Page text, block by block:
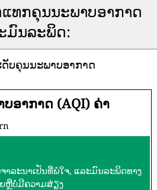
ທກຄຸນນະພາບອາກາດ
ມົນລະພິດ:
ບຄຸນນະພາບອາກາດ
ອາກາດ (AQI) ຄ່າ
າລະນາເປັນທີ່ພໍໃຈ, ແລະມົນລະພິດທາງ
ຫຼືບໍ່ມີຄວາມສ່ຽງ